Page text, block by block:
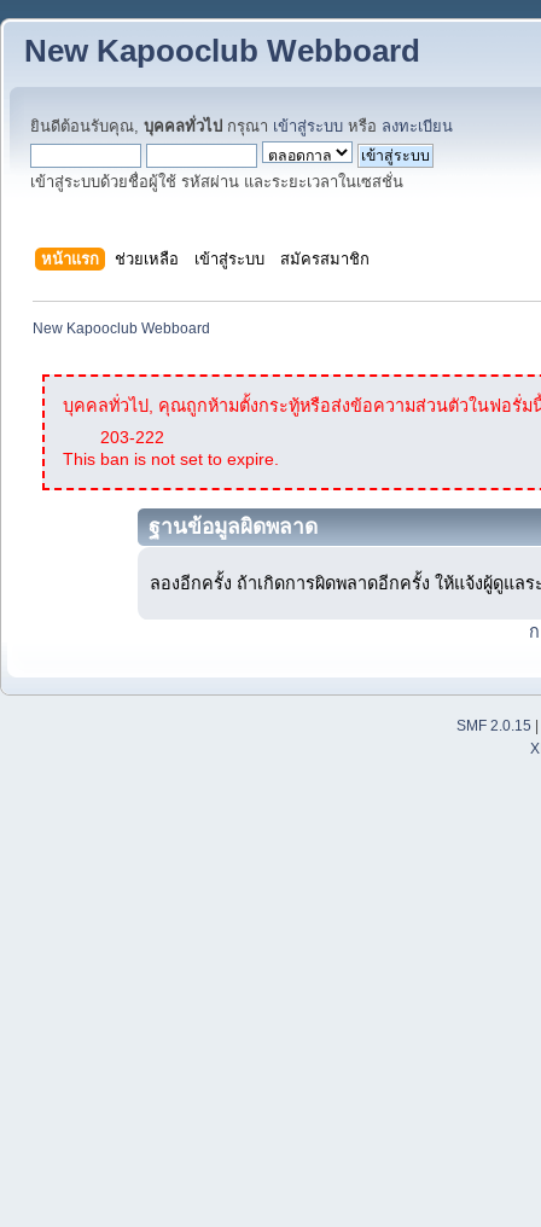
New Kapooclub Webboard
ยินดีต้อนรับคุณ, บุคคลทั่วไป กรุณา เข้าสู่ระบบ หรือ ลงทะเบียน
เข้าสู่ระบบด้วยชื่อผู้ใช้ รหัสผ่าน และระยะเวลาในเซสชั่น
หน้าแรก ช่วยเหลือ เข้าสู่ระบบ สมัครสมาชิก
New Kapooclub Webboard
บุคคลทั่วไป, คุณถูกห้ามตั้งกระทู้หรือส่งข้อความส่วนตัวในฟอรั่ม
203-222
This ban is not set to expire.
ฐานข้อมูลผิดพลาด
ลองอีกครั้ง ถ้าเกิดการผิดพลาดอีกครั้ง ให้แจ้งผู้ดูแลร
SMF 2.0.15